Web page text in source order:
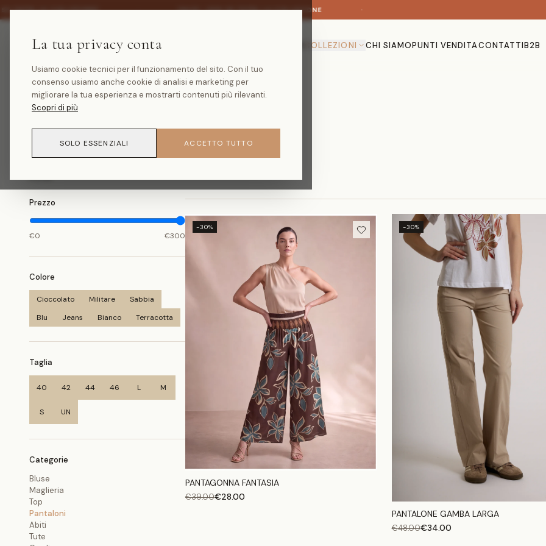
TUTTA LA COLLEZIONE · SALDI -30% SU TUTTA LA COLLEZIONE
COLLEZIONI CHI SIAMOPUNTI VENDITACONTATTIB2B
Pantaloni
prodotti
Prezzo
€0 €300
Colore
Cioccolato Militare
Sabbia
Blu
Jeans Bianco Terracotta
Taglia
40 42 44 46 L M
S UN
Categorie
Bluse
Maglieria
Top
Pantaloni
Abiti
Tute
-30%
PANTAGONNA FANTASIA
€39.00€28.00
-30%
PANTALONE GAMBA LARGA
€48.00€34.00
La tua privacy conta
Usiamo cookie tecnici per il funzionamento del sito. Con il tuo
consenso usiamo anche cookie di analisi e marketing per
migliorare la tua esperienza e mostrarti contenuti più rilevanti.
Scopri di più
SOLO ESSENZIALI ACCETTO TUTTO